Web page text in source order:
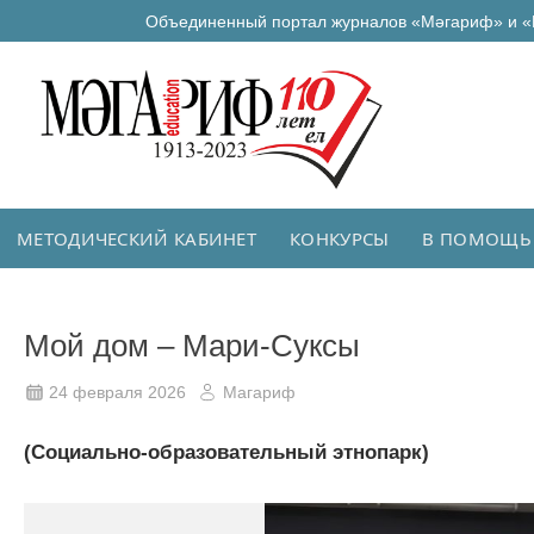
Объединенный портал журналов «Мәгариф» и
МЕТОДИЧЕСКИЙ КАБИНЕТ КОНКУРСЫ В ПОМОЩЬ
Мой дом – Мари-Суксы
24 февраля 2026 Магариф
(Социально-образовательный этнопарк)